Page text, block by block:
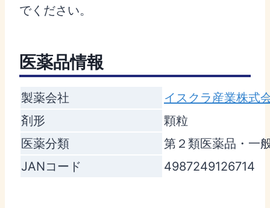
でください。
医薬品情報
製薬会社
イスクラ産業株式
剤形
顆粒
医薬分類
第２類医薬品・一
JANコード
4987249126714